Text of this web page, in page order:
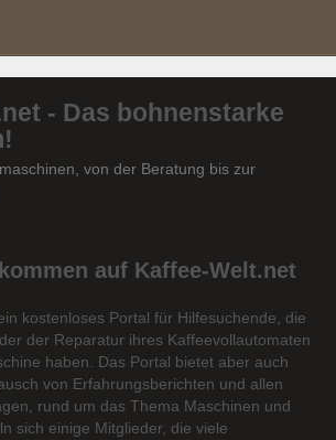
- Das bohnenstarke
von der Beratung bis zur
auf Kaffee-Welt.net
kostenloses Portal für Hilfesuchende, die
der Reparatur ihres Kaffeevollautomaten
haben. Das Portal bietet aber auch
von Erfahrungsberichten und allen
rund um das Thema Maschinen und
sich einige Mitglieder, die viele